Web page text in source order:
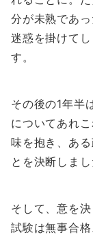
分が未熟であ
迷惑を掛けて
す。
その後の1年半
についてあれ
味を抱き、あ
とを決断しまし
そして、意を
試験は無事合